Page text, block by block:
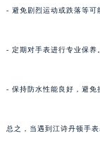
- 避免剧烈运动或跌落等可
- 定期对手表进行专业保养
- 保持防水性能良好，避免
总之，当遇到江诗丹顿手